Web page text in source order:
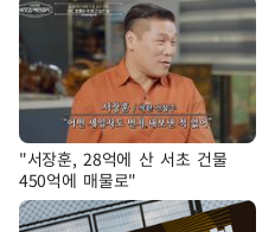
"서장훈, 28억에 산 서초 건물
450억에 매물로"